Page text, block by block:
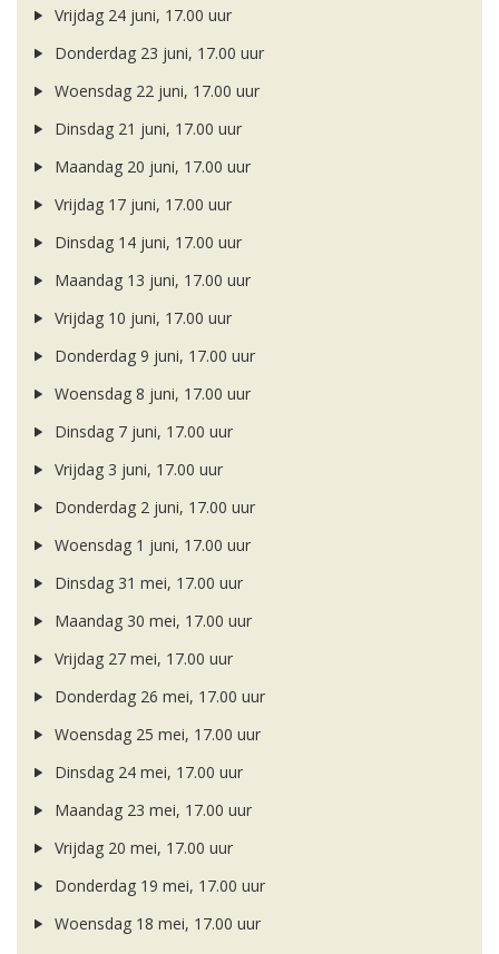
Vrijdag 24 juni, 17.00 uur
Donderdag 23 juni, 17.00 uur
Woensdag 22 juni, 17.00 uur
Dinsdag 21 juni, 17.00 uur
Maandag 20 juni, 17.00 uur
Vrijdag 17 juni, 17.00 uur
Dinsdag 14 juni, 17.00 uur
Maandag 13 juni, 17.00 uur
Vrijdag 10 juni, 17.00 uur
Donderdag 9 juni, 17.00 uur
Woensdag 8 juni, 17.00 uur
Dinsdag 7 juni, 17.00 uur
Vrijdag 3 juni, 17.00 uur
Donderdag 2 juni, 17.00 uur
Woensdag 1 juni, 17.00 uur
Dinsdag 31 mei, 17.00 uur
Maandag 30 mei, 17.00 uur
Vrijdag 27 mei, 17.00 uur
Donderdag 26 mei, 17.00 uur
Woensdag 25 mei, 17.00 uur
Dinsdag 24 mei, 17.00 uur
Maandag 23 mei, 17.00 uur
Vrijdag 20 mei, 17.00 uur
Donderdag 19 mei, 17.00 uur
Woensdag 18 mei, 17.00 uur